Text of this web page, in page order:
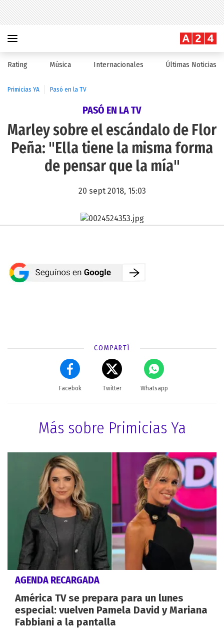
Rating Música Internacionales Últimas Noticias
Primicias YA Pasó en la TV
PASÓ EN LA TV
Marley sobre el escándalo de Flor
Peña: "Ella tiene la misma forma
de pensar que la mía"
20 sept 2018, 15:03
COMPARTÍ
Facebok Twitter Whatsapp
Más sobre Primicias Ya
AGENDA RECARGADA
América TV se prepara para un lunes
especial: vuelven Pamela David y Mariana
Fabbiani a la pantalla